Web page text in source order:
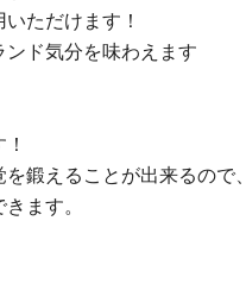
ただけます！
ド気分を味わえます
鍛えることが出来るので、
ます。